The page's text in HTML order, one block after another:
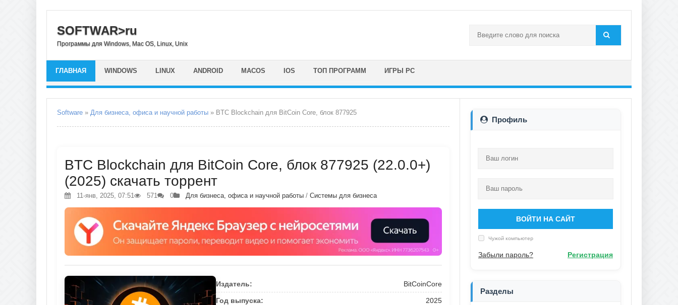
SOFTWAR>ru
Программы для Windows, Mac OS, Linux, Unix
ГЛАВНАЯ WINDOWS LINUX ANDROID MACOS IOS ТОП ПРОГРАММ ИГРЫ PC
Software » Для бизнеса, офиса и научной работы » BTC Blockchain для BitCoin Core, блок 877925
BTC Blockchain для BitCoin Core, блок 877925 (22.0.0+)
(2025) скачать торрент
11-янв, 2025, 07:51 571 0 Для бизнеса, офиса и научной работы / Системы для бизнеса
Издатель: BitCoinCore
Год выпуска: 2025
Профиль
ВОЙТИ НА САЙТ
Чужой компьютер
Забыли пароль? Регистрация
Разделы